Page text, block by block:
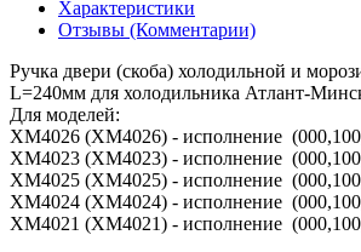
Характеристики
Отзывы (Комментарии)
Ручка двери (скоба) холодильной и
L=240мм для холодильника Атлант-
Для моделей:
ХМ4026 (XM4026) - исполнение
ХМ4023 (XM4023) - исполнение
ХМ4025 (XM4025) - исполнение
ХМ4024 (XM4024) - исполнение
ХМ4021 (XM4021) - исполнение